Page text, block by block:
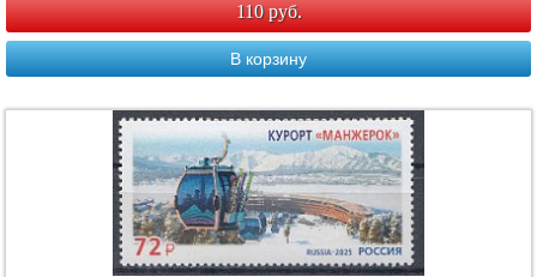
110 руб.
В корзину